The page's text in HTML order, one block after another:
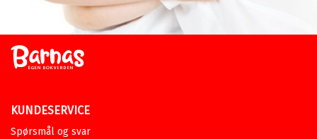
KUNDESERVICE
Spørsmål og svar